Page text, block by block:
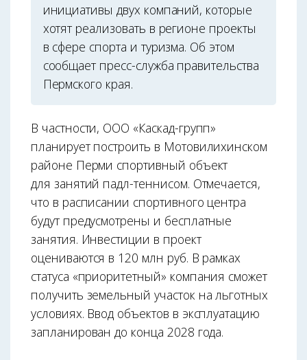
инициативы двух компаний, которые
хотят реализовать в регионе проекты
в сфере спорта и туризма. Об этом
сообщает пресс-служба правительства
Пермского края.
В частности, ООО «Каскад-групп»
планирует построить в Мотовилихинском
районе Перми спортивный объект
для занятий падл-теннисом. Отмечается,
что в расписании спортивного центра
будут предусмотрены и бесплатные
занятия. Инвестиции в проект
оцениваются в 120 млн руб. В рамках
статуса «приоритетный» компания сможет
получить земельный участок на льготных
условиях. Ввод объектов в эксплуатацию
запланирован до конца 2028 года.